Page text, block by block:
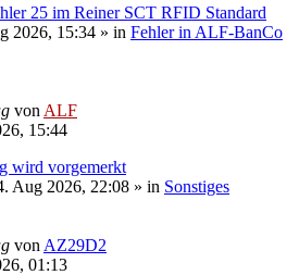
25 im Reiner SCT RFID Standard
2026, 15:34 » in Fehler in ALF-BanCo
von ALF
15:44
wird vorgemerkt
Aug 2026, 22:08 » in Sonstiges
von AZ29D2
01:13